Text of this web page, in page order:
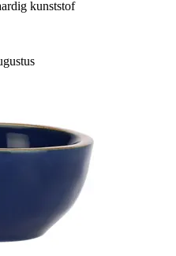
kunststof